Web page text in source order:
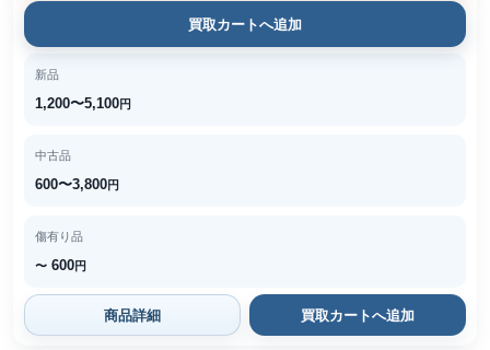
買取カートへ追加
新品
1,200〜5,100円
中古品
600〜3,800円
傷有り品
〜 600円
商品詳細 買取カートへ追加